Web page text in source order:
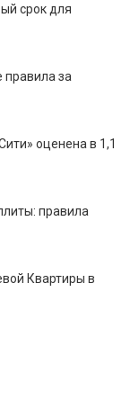
срок для
правила за
оценена в 1,1
правила
Квартиры в